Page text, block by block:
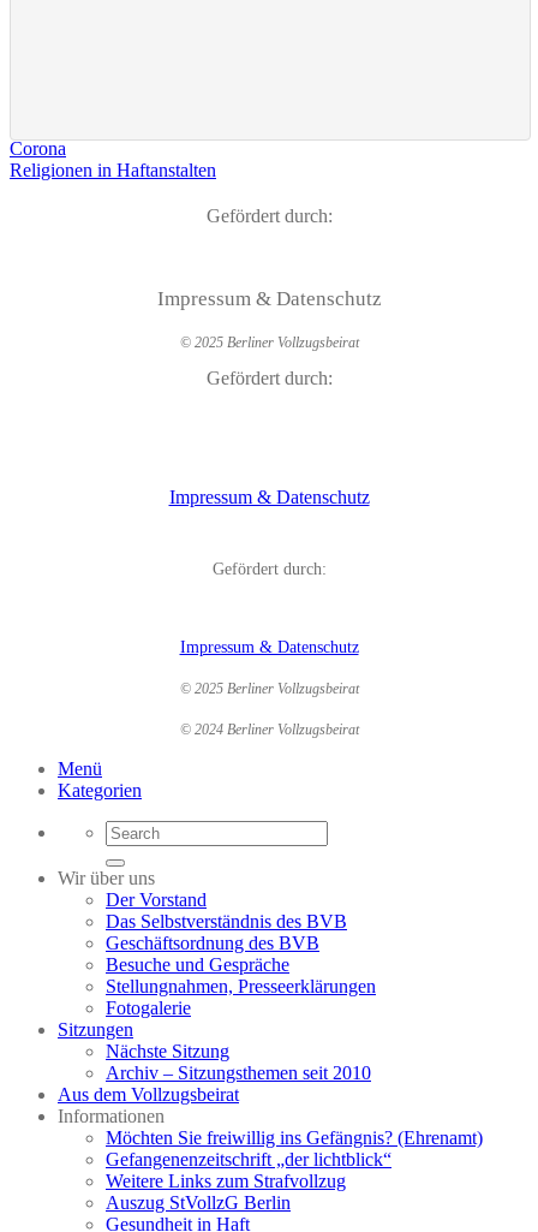
Corona
Religionen in Haftanstalten
Gefördert durch:
Impressum & Datenschutz
© 2025 Berliner Vollzugsbeirat
Gefördert durch:
Impressum & Datenschutz
Gefördert durch:
Impressum & Datenschutz
© 2025 Berliner Vollzugsbeirat
© 2024 Berliner Vollzugsbeirat
Menü
Kategorien
Wir über uns
Der Vorstand
Das Selbstverständnis des BVB
Geschäftsordnung des BVB
Besuche und Gespräche
Stellungnahmen, Presseerklärungen
Fotogalerie
Sitzungen
Nächste Sitzung
Archiv – Sitzungsthemen seit 2010
Aus dem Vollzugsbeirat
Informationen
Möchten Sie freiwillig ins Gefängnis? (Ehrenamt)
Gefangenenzeitschrift „der lichtblick“
Weitere Links zum Strafvollzug
Auszug StVollzG Berlin
Gesundheit in Haft